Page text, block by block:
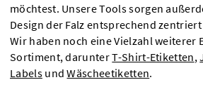
möchtest. Unsere Tools sorgen
Design der Falz entsprechend
Wir haben noch eine Vielzahl weiterer
Sortiment, darunterT-Shirt-Etiketten,
LabelsundWäscheetiketten.